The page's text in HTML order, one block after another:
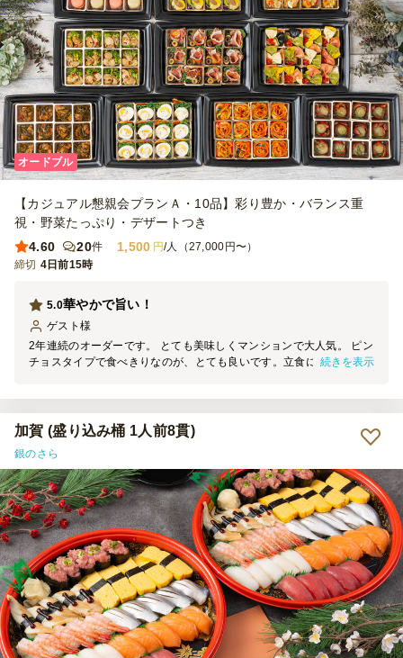
オードブル
【カジュアル懇親会プランＡ・10品】彩り豊か・バランス重
視・野菜たっぷり・デザートつき
4.60
20件 1,500 円/人（27,000円〜）
締切 4日前15時
華やかで旨い！
5.0
ゲスト 様
2年連続のオーダーです。 とても美味しくマンションで大人気。 ピン
チョスタイプで食べきりなのが、とても良いです。立食にはもってこ
（笑）
続きを表示
加賀 (盛り込み桶 1人前8貫)
銀のさら